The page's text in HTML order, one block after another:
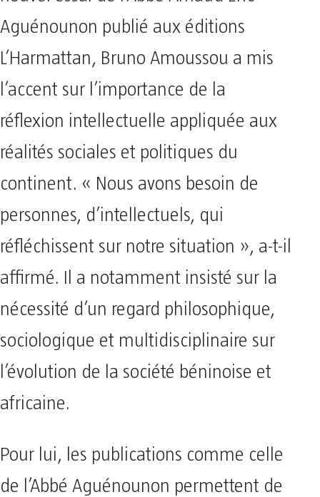
Aguénounon publié aux éditions
L’Harmattan, Bruno Amoussou a mis
l’accent sur l’importance de la
réflexion intellectuelle appliquée aux
réalités sociales et politiques du
continent. « Nous avons besoin de
personnes, d’intellectuels, qui
réfléchissent sur notre situation », a-t-il
affirmé. Il a notamment insisté sur la
nécessité d’un regard philosophique,
sociologique et multidisciplinaire sur
l’évolution de la société béninoise et
africaine.
Pour lui, les publications comme celle
de l’Abbé Aguénounon permettent de